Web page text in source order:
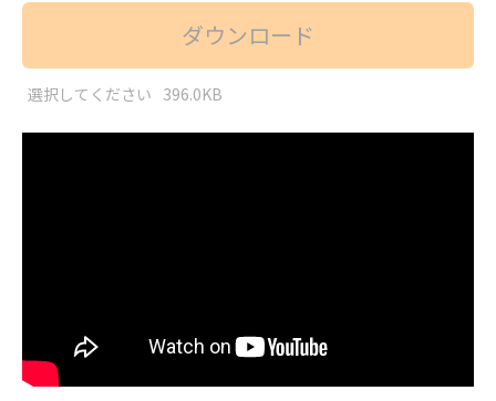
ダウンロード
選択してください 396.0KB